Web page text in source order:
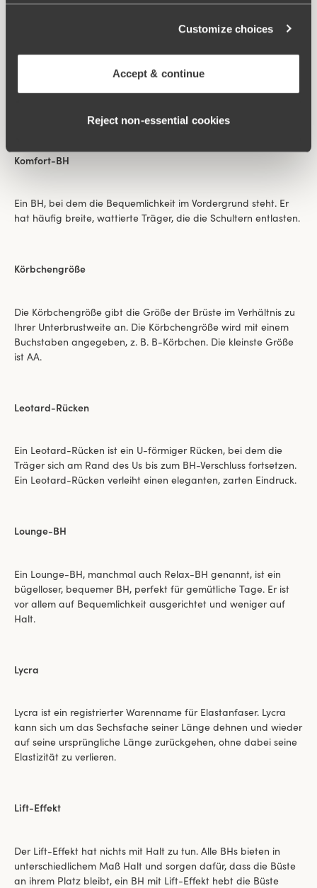
Customize choices
Accept & continue
Reject non‑essential cookies
Schultern entlasten. Perfekt für die große oder schwere Büste,
aber natürlich auch ausgezeichnet für die kleine Büste
Komfort-BH
Ein BH, bei dem die Bequemlichkeit im Vordergrund steht. Er
hat häufig breite, wattierte Träger, die die Schultern entlasten.
Körbchengröße
Die Körbchengröße gibt die Größe der Brüste im Verhältnis zu
Ihrer Unterbrustweite an. Die Körbchengröße wird mit einem
Buchstaben angegeben, z. B. B-Körbchen. Die kleinste Größe
ist AA.
Leotard-Rücken
Ein Leotard-Rücken ist ein U-förmiger Rücken, bei dem die
Träger sich am Rand des Us bis zum BH-Verschluss fortsetzen.
Ein Leotard-Rücken verleiht einen eleganten, zarten Eindruck.
Lounge-BH
Ein Lounge-BH, manchmal auch Relax-BH genannt, ist ein
bügelloser, bequemer BH, perfekt für gemütliche Tage. Er ist
vor allem auf Bequemlichkeit ausgerichtet und weniger auf
Halt.
Lycra
Lycra ist ein registrierter Warenname für Elastanfaser. Lycra
kann sich um das Sechsfache seiner Länge dehnen und wieder
auf seine ursprüngliche Länge zurückgehen, ohne dabei seine
Elastizität zu verlieren.
Lift-Effekt
Der Lift-Effekt hat nichts mit Halt zu tun. Alle BHs bieten in
unterschiedlichem Maß Halt und sorgen dafür, dass die Büste
an ihrem Platz bleibt, ein BH mit Lift-Effekt hebt die Büste